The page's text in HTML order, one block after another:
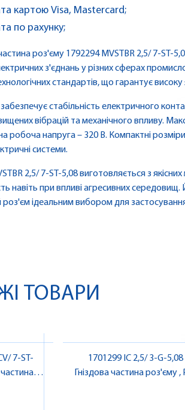
картою Visa, Mastercard;
по рахунку;
роз'єму 1792294 MVSTBR 2,5/ 7-ST-
з'єднань у різних сферах
стандартів, що гарантує високу
стабільність електричного
вібрацій та механічного впливу.
робоча напруга – 320 В. Компактні
системи.
2,5/ 7-ST-5,08 виготовляється з
навіть при впливі агресивних
ідеальним вибором для
ТОВАРИ
7-ST-
1701299 IC 2,5/ 3-G-5,08
Гніздова частина роз'єму , Pheonix